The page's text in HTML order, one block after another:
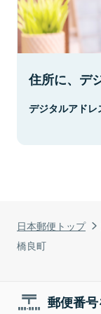
日本郵便トップ
橋良町
住所に、デ
デジタルアドレ
郵便番